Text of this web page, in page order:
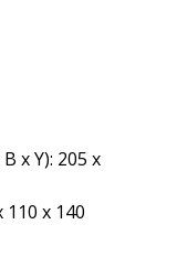
x Y): 205 x
110 x 140